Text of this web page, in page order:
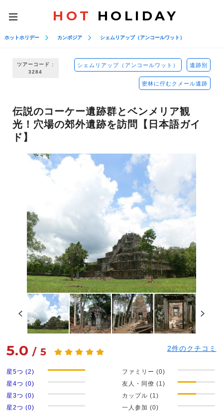
toggle
navigation
HOT HOLIDAY
ホットホリデー カンボジア シェムリアップ（アンコールワット）
ツアーコード :
3284
シェムリアップ（アンコールワット） 遺跡別
密林に佇むクメール遺跡
伝説のコーケー遺跡群とベンメリア観
光！穴場の郊外遺跡を訪問【日本語ガイ
ド】
5.0 /5 2件のクチコミ
星5つ (2)
星4つ (0)
星3つ (0)
星2つ (0)
ファミリー (0)
友人・同僚 (1)
カップル (1)
一人参加 (0)